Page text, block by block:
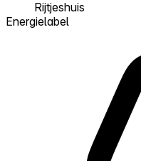
Rijtjeshuis
Energielabel